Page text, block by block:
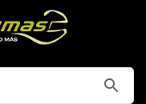
search